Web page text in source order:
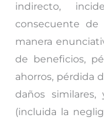
indirecto,
consecuente
manera
de beneficios,
ahorros, pérdida
daños
(incluida la